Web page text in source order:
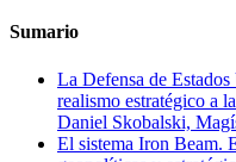
Sumario
La Defensa de
realismo estratégico a
Daniel Skobalski,
El sistema Iron Beam.